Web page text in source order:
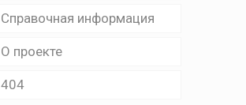
Справочная информация
О проекте
404